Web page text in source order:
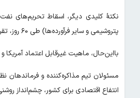
نکتهٔ کلیدی دیگر، اسقاط تحریم‌های
پتروشیمی و سایر فرآورده‌ها) طی ۶۰ روز، تقریباً ۱۰ میلیارد دلار عایدی برای دولت ایران خواهد داشت.
بااین‌حال، ماهیت غیرقابل اعتماد
مسئولان تیم مذاکره‌کننده و
انتفاع اقتصادی برای کشور، چشم‌انداز